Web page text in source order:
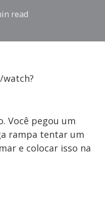
read
Você pegou um
rampa tentar um
e colocar isso na